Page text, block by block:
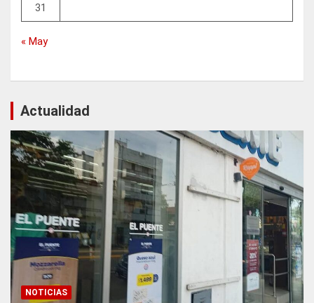
31
« May
Actualidad
NOTICIAS